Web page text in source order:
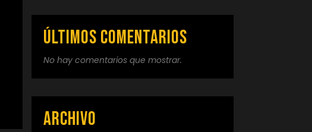
Últimos comentarios
No hay comentarios que mostrar.
Archivo